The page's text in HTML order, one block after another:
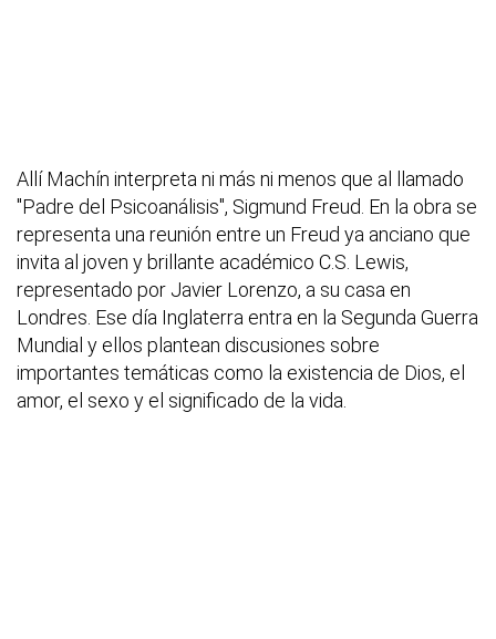
Allí Machín interpreta ni más ni menos que al llamado
"Padre del Psicoanálisis", Sigmund Freud. En la obra se
representa una reunión entre un Freud ya anciano que
invita al joven y brillante académico C.S. Lewis,
representado por Javier Lorenzo, a su casa en
Londres. Ese día Inglaterra entra en la Segunda Guerra
Mundial y ellos plantean discusiones sobre
importantes temáticas como la existencia de Dios, el
amor, el sexo y el significado de la vida.